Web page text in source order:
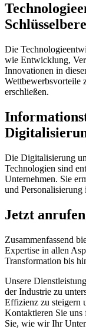
Die
wie Entwicklung,
Innovationen in
Wettbewerbsvorteile
erschließen.
Die Digitalisierung
Technologien sind
Unternehmen. Sie
und
Jetzt
Zusammenfassend
Expertise in allen
Transformation bis
Unsere
der Industrie zu
Effizienz zu steigern
Kontaktieren Sie
Sie, wie wir Ihr